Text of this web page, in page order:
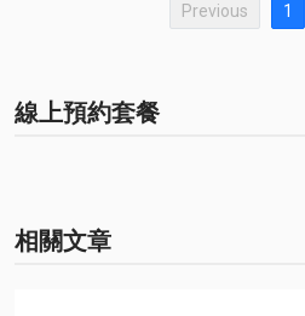
Previous 1
線上預約套餐
相關文章